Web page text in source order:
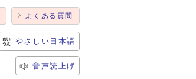
よくある質問
やさしい日本語
音声読上げ